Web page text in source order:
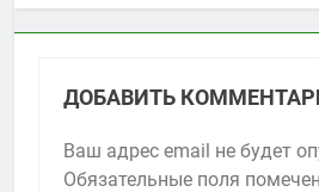
ДОБАВИТЬ
Ваш адрес email не будет
Обязательные поля